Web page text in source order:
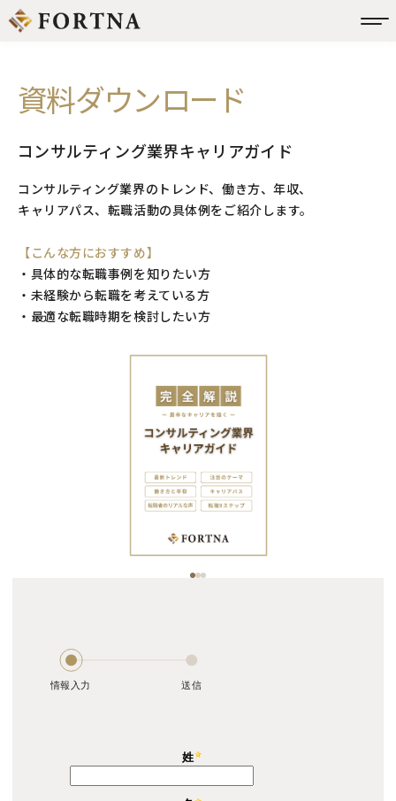
資料ダウンロード
コンサルティング業界キャリアガイド
コンサルティング業界のトレンド、働き方、年収、
キャリアパス、転職活動の具体例をご紹介します。
【こんな方におすすめ】
・具体的な転職事例を知りたい方
・未経験から転職を考えている方
・最適な転職時期を検討したい方